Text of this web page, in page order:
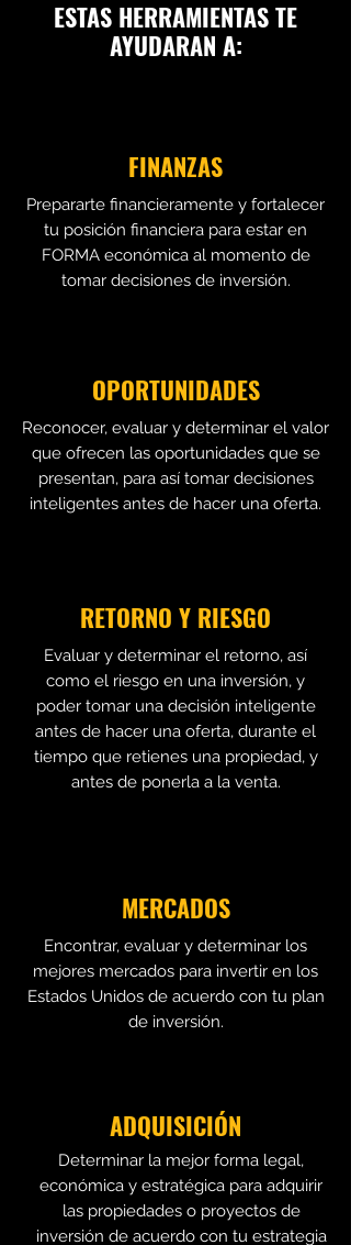
ESTAS HERRAMIENTAS TE
AYUDARAN A:
FINANZAS
Prepararte financieramente y fortalecer
tu posición financiera para estar en
FORMA económica al momento de
tomar decisiones de inversión.
OPORTUNIDADES
Reconocer, evaluar y determinar el valor
que ofrecen las oportunidades que se
presentan, para así tomar decisiones
inteligentes antes de hacer una oferta.
RETORNO Y RIESGO
Evaluar y determinar el retorno, así
como el riesgo en una inversión, y
poder tomar una decisión inteligente
antes de hacer una oferta, durante el
tiempo que retienes una propiedad, y
antes de ponerla a la venta.
MERCADOS
Encontrar, evaluar y determinar los
mejores mercados para invertir en los
Estados Unidos de acuerdo con tu plan
de inversión.
ADQUISICIÓN
Determinar la mejor forma legal,
económica y estratégica para adquirir
las propiedades o proyectos de
inversión de acuerdo con tu estrategia